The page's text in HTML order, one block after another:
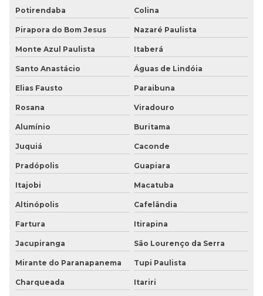
Potirendaba Colina
Pirapora do Bom Jesus Nazaré Paulista
Monte Azul Paulista Itaberá
Santo Anastácio Águas de Lindóia
Elias Fausto Paraibuna
Rosana Viradouro
Alumínio Buritama
Juquiá Caconde
Pradópolis Guapiara
Itajobi Macatuba
Altinópolis Cafelândia
Fartura Itirapina
Jacupiranga São Lourenço da Serra
Mirante do Paranapanema Tupi Paulista
Charqueada Itariri